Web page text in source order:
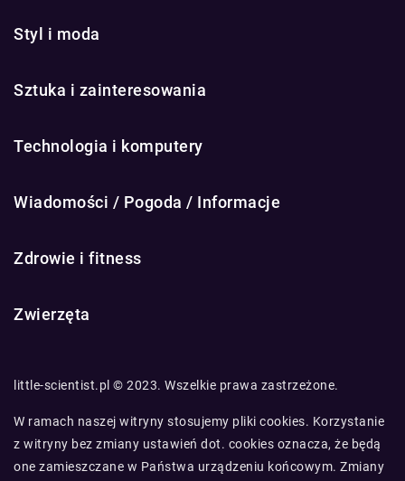
Styl i moda
Sztuka i zainteresowania
Technologia i komputery
Wiadomości / Pogoda / Informacje
Zdrowie i fitness
Zwierzęta
little-scientist.pl © 2023. Wszelkie prawa zastrzeżone.
W ramach naszej witryny stosujemy pliki cookies. Korzystanie
z witryny bez zmiany ustawień dot. cookies oznacza, że będą
one zamieszczane w Państwa urządzeniu końcowym. Zmiany